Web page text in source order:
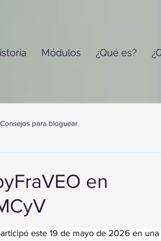
Módulos ¿Qué es?
Consejos para bloguear
en
este 19 de mayo de 2026 en una